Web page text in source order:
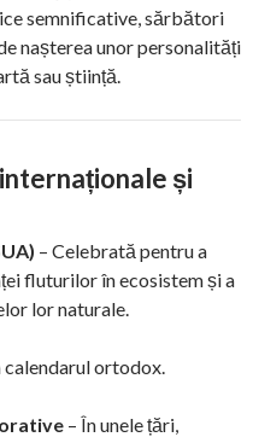
semnificative, sărbători
nașterea unor personalități
sau știință.
și
– Celebrată pentru a
fluturilor în ecosistem și a
lor naturale.
calendarul ortodox.
– În unele țări,